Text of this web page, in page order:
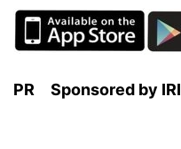
PR Sponsored by